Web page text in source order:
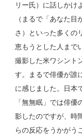
リー氏）に話しかけ
（まるで「あなた
さ）といった多くの
恵もうとした人まで
撮影した米ワシント
す。まるで俳優が誰
に感じました。日本
「無無眠」では俳
影したのですが、時
らの反応をうかがう